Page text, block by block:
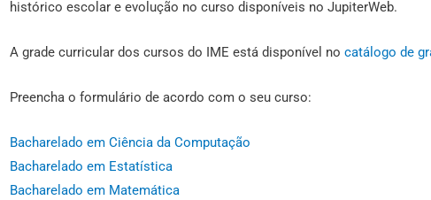
histórico escolar e evolução no curso disponíveis no JupiterWeb.
A grade curricular dos cursos do IME está disponível no catálogo de
Preencha o formulário de acordo com o seu curso:
Bacharelado em Ciência da Computação
Bacharelado em Estatística
Bacharelado em Matemática